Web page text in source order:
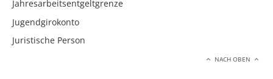
Jahresarbeitsentgeltgrenze
Jugendgirokonto
Juristische Person
NACH OBEN